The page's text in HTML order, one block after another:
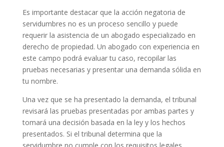
Es importante destacar que la acción negatoria de
servidumbres no es un proceso sencillo y puede
requerir la asistencia de un abogado especializado en
derecho de propiedad. Un abogado con experiencia en
este campo podrá evaluar tu caso, recopilar las
pruebas necesarias y presentar una demanda sólida en
tu nombre.
Una vez que se ha presentado la demanda, el tribunal
revisará las pruebas presentadas por ambas partes y
tomará una decisión basada en la ley y los hechos
presentados. Si el tribunal determina que la